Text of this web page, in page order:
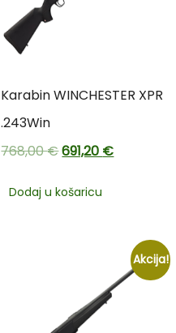
Karabin WINCHESTER XPR
.243Win
768,00€691,20 €
Dodaj u košaricu
Akcija!